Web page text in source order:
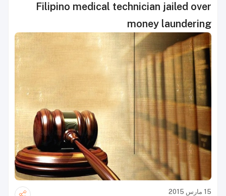
Filipino medical technician jailed over
money laundering
15 مارس 2015